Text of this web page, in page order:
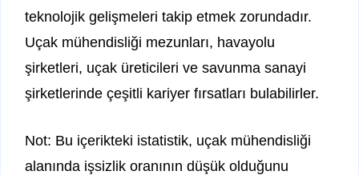
teknolojik gelişmeleri takip etmek zorundadır.
Uçak mühendisliği mezunları, havayolu
şirketleri, uçak üreticileri ve savunma sanayi
şirketlerinde çeşitli kariyer fırsatları bulabilirler.
Not: Bu içerikteki istatistik, uçak mühendisliği
alanında işsizlik oranının düşük olduğunu